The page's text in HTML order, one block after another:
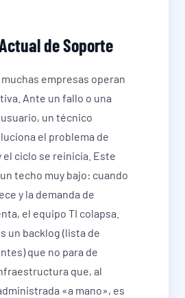
de Soporte
empresas operan
Ante un fallo o una
un técnico
el problema de
el ciclo se reinicia. Este
techo muy bajo: cuando
y la demanda de
el equipo TI colapsa.
un backlog (lista de
que no para de
que, al
«a mano», es